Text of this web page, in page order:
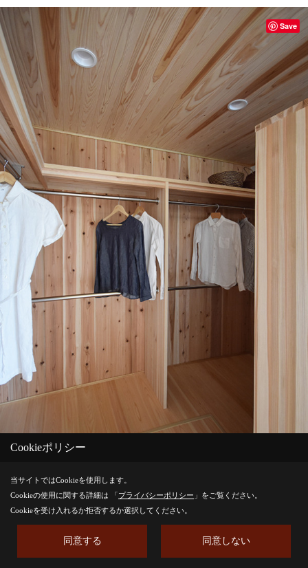
主寝室にあるウォークインクローゼット。
Save
Cookieポリシー
当サイトではCookieを使用します。
Cookieの使用に関する詳細は 「プライバシーポリシー 」をご覧ください。
Cookieを受け入れるか拒否するか選択してください。
同意する 同意しない